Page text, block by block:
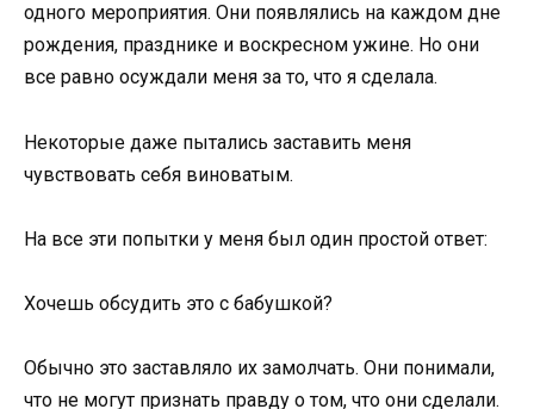
одного мероприятия. Они появлялись на каждом дне
рождения, празднике и воскресном ужине. Но они
все равно осуждали меня за то, что я сделала.
Некоторые даже пытались заставить меня
чувствовать себя виноватым.
На все эти попытки у меня был один простой ответ:
Хочешь обсудить это с бабушкой?
Обычно это заставляло их замолчать. Они понимали,
что не могут признать правду о том, что они сделали.